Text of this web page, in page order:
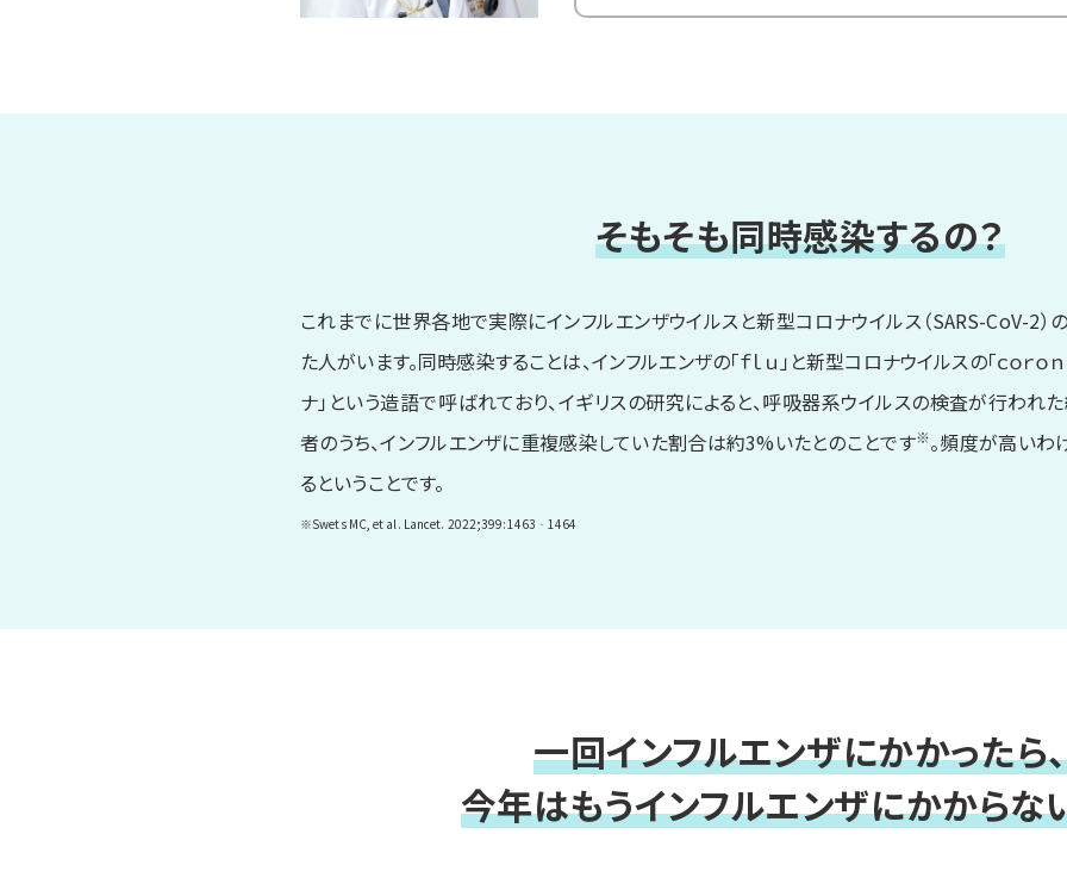
そもそも同時感染するの？
これまでに世界各地で実際にインフルエンザウイルスと新型コロナウイルス（SARS-CoV-2
た人がいます。同時感染することは、インフルエンザの「ｆｌｕ」と新型コロナウイルスの「ｃｏｒｏ
ナ」という造語で呼ばれており、イギリスの研究によると、呼吸器系ウイルスの検査が行わ
者のうち、インフルエンザに重複感染していた割合は約3%いたとのことです※。頻度が高いわ
るということです。
※Swets MC, et al. Lancet. 2022;399:1463‐1464
一回インフルエンザにかかったら、
今年はもうインフルエンザにかからな